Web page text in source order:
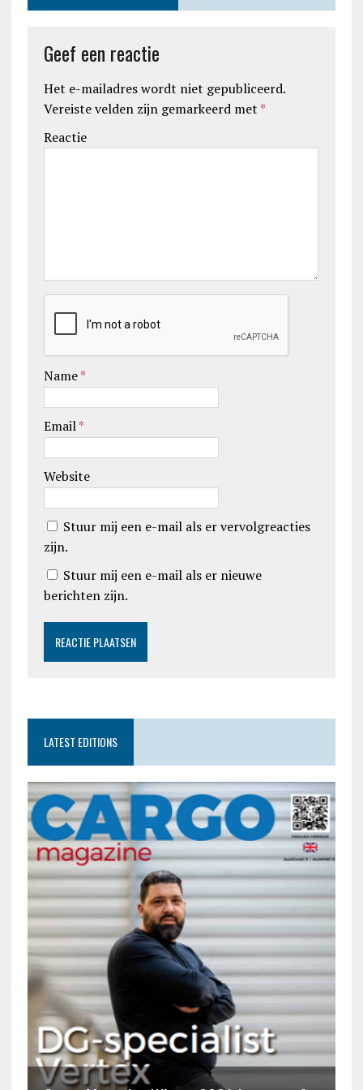
Geef een reactie
Het e-mailadres wordt niet gepubliceerd.
Vereiste velden zijn gemarkeerd met *
Reactie
Name*
Email*
Website
Stuur mij een e-mail als er vervolgreacties
zijn.
Stuur mij een e-mail als er nieuwe
berichten zijn.
LATEST EDITIONS